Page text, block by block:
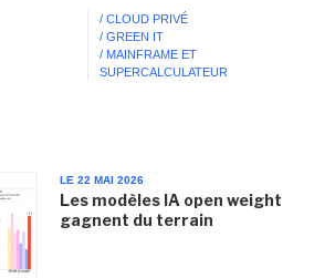
/ CLOUD PRIVÉ
/ GREEN IT
/ MAINFRAME ET
SUPERCALCULATEUR
LE 22 MAI 2026
Les modèles IA open weight
gagnent du terrain